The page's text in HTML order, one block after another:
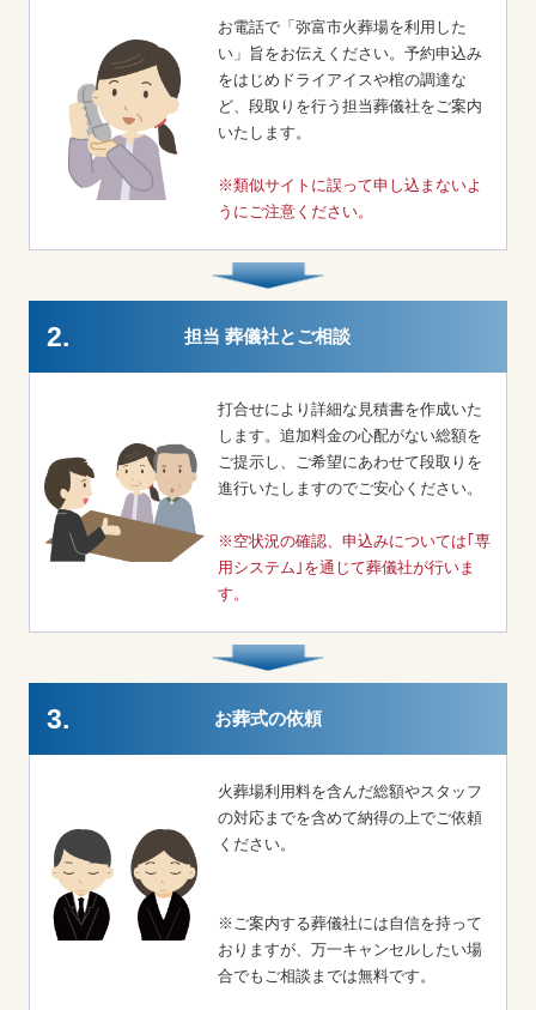
お電話で「弥富市火葬場を利用した
い」旨をお伝えください。予約申込み
をはじめドライアイスや棺の調達な
ど、段取りを行う担当葬儀社をご案内
いたします。
※類似サイトに誤って申し込まないよ
うにご注意ください。
2. 担当 葬儀社とご相談
打合せにより詳細な見積書を作成いた
します。追加料金の心配がない総額を
ご提示し、ご希望にあわせて段取りを
進行いたしますのでご安心ください。
※空状況の確認、申込みについては｢専
用システム｣を通じて葬儀社が行いま
す。
3. お葬式の依頼
火葬場利用料を含んだ総額やスタッフ
の対応までを含めて納得の上でご依頼
ください。
※ご案内する葬儀社には自信を持って
おりますが、万一キャンセルしたい場
合でもご相談までは無料です。